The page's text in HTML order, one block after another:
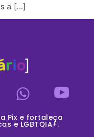
a […]
Pix e fortaleça
e LGBTQIA+.